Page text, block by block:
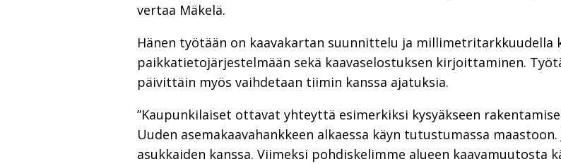
vertaa Mäkelä.
Hänen työtään on kaavakartan suunnittelu ja
paikkatietojärjestelmään sekä kaavaselostuksen kirjoittaminen.
päivittäin myös vaihdetaan tiimin kanssa ajatuksia.
”Kaupunkilaiset ottavat yhteyttä esimerkiksi kysyäkseen
Uuden asemakaavahankkeen alkaessa käyn tutustumassa
asukkaiden kanssa. Viimeksi pohdiskelimme alueen kaavamuutosta